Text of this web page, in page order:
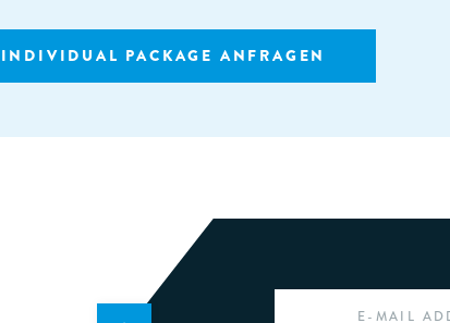
INDIVIDUAL PACKAGE ANFRAGEN